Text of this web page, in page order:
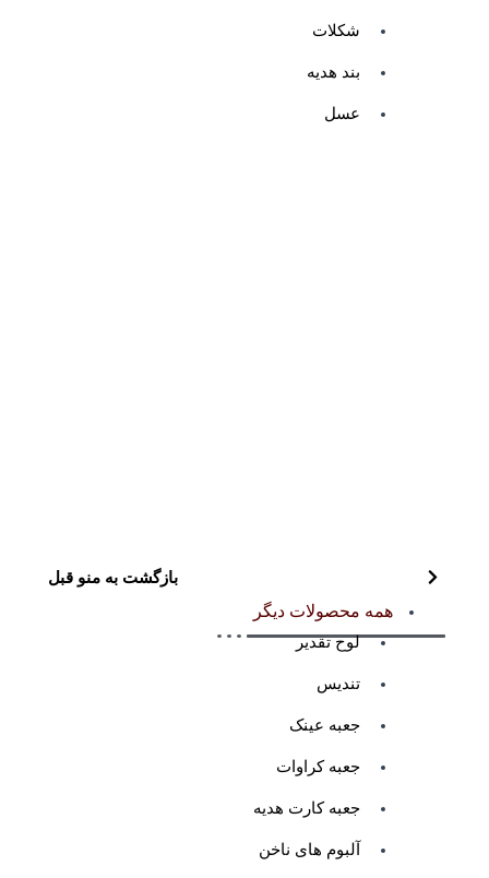
شکلات
بند هدیه
عسل
بازگشت به منو قبل
همه محصولات دیگر
لوح تقدیر
تندیس
جعبه عینک
جعبه کراوات
جعبه کارت هدیه
آلبوم های ناخن